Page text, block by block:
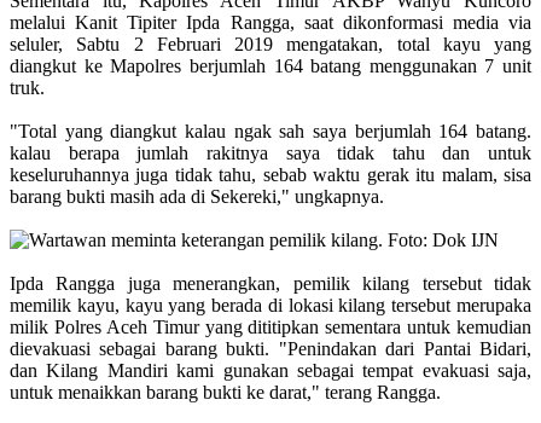
melalui Kanit Tipiter Ipda Rangga, saat dikonformasi media via
seluler, Sabtu 2 Februari 2019 mengatakan, total kayu yang
diangkut ke Mapolres berjumlah 164 batang menggunakan 7 unit
truk.
"Total yang diangkut kalau ngak sah saya berjumlah 164 batang.
kalau berapa jumlah rakitnya saya tidak tahu dan untuk
keseluruhannya juga tidak tahu, sebab waktu gerak itu malam, sisa
barang bukti masih ada di Sekereki," ungkapnya.
Ipda Rangga juga menerangkan, pemilik kilang tersebut tidak
memilik kayu, kayu yang berada di lokasi kilang tersebut merupaka
milik Polres Aceh Timur yang dititipkan sementara untuk kemudian
dievakuasi sebagai barang bukti. "Penindakan dari Pantai Bidari,
dan Kilang Mandiri kami gunakan sebagai tempat evakuasi saja,
untuk menaikkan barang bukti ke darat," terang Rangga.